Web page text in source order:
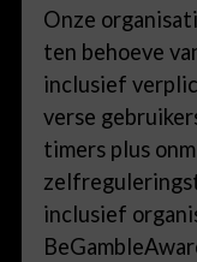
Onze
ten behoeve
inclusief
verse
timers plus
inclusief